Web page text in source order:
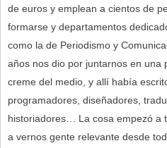
de euros y emplean a cientos de
formarse y departamentos
como la de Periodismo y
años nos dio por juntarnos en una
creme del medio, y allí había
programadores, diseñadores,
historiadores… La cosa empezó a
a vernos gente relevante desde